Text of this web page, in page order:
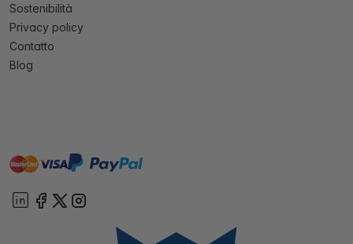
Sostenibilità
Privacy policy
Contatto
Blog
mastervisa paypal